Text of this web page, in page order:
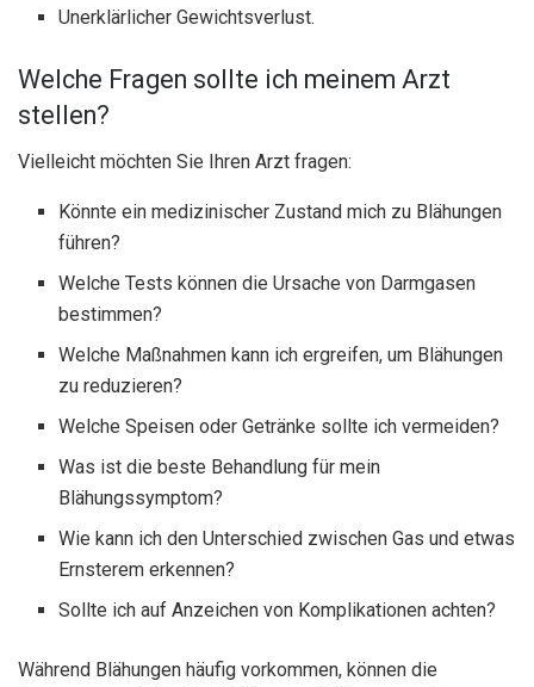
Unerklärlicher Gewichtsverlust.
Welche Fragen sollte ich meinem Arzt
stellen?
Vielleicht möchten Sie Ihren Arzt fragen:
Könnte ein medizinischer Zustand mich zu Blähungen
führen?
Welche Tests können die Ursache von Darmgasen
bestimmen?
Welche Maßnahmen kann ich ergreifen, um Blähungen
zu reduzieren?
Welche Speisen oder Getränke sollte ich vermeiden?
Was ist die beste Behandlung für mein
Blähungssymptom?
Wie kann ich den Unterschied zwischen Gas und etwas
Ernsterem erkennen?
Sollte ich auf Anzeichen von Komplikationen achten?
Während Blähungen häufig vorkommen, können die